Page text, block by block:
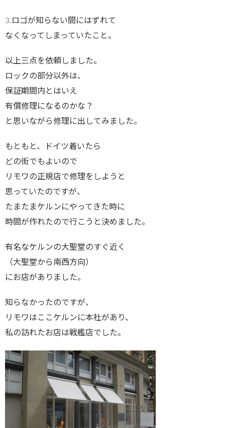
3.ロゴが知らない間にはずれて
なくなってしまっていたこと。
以上三点を依頼しました。
ロックの部分以外は、
保証期間内とはいえ
有償修理になるのかな？
と思いながら修理に出してみました。
もともと、ドイツ着いたら
どの街でもよいので
リモワの正規店で修理をしようと
思っていたのですが、
たまたまケルンにやってきた時に
時間が作れたので行こうと決めました。
有名なケルンの大聖堂のすぐ近く
（大聖堂から南西方向）
にお店がありました。
知らなかったのですが、
リモワはここケルンに本社があり、
私の訪れたお店は戦艦店でした。